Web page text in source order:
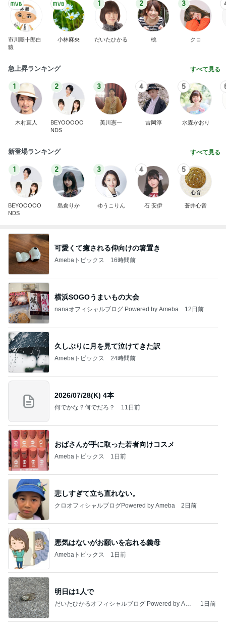
市川團十郎白
猿
小林麻央
1
だいたひかる
2
桃
3
クロ
急上昇ランキング すべて見る
1
木村直人
2
BEYOOOOO
NDS
3
美川憲一
4
吉岡淳
5
水森かおり
新登場ランキング すべて見る
1
BEYOOOOO
NDS
2
島倉りか
3
ゆうこりん
4
石 安伊
5
蒼井心音
可愛くて癒される仰向けの箸置き
Amebaトピックス 16時間前
横浜SOGOうまいもの大会
nanaオフィシャルブログ Powered by Ameba 12日前
久しぶりに月を見て泣けてきた訳
Amebaトピックス 24時間前
2026/07/28(K) 4本
何でかな？何でだろ？ 11日前
おばさんが手に取った若者向けコスメ
Amebaトピックス 1日前
悲しすぎて立ち直れない。
クロオフィシャルブログPowered by Ameba 2日前
悪気はないがお願いを忘れる義母
Amebaトピックス 1日前
明日は1人で
だいたひかるオフィシャルブログ Powered by Ame
1日前